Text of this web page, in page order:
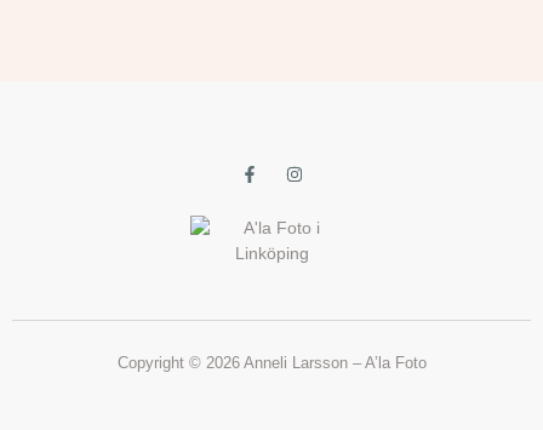
Copyright © 2026 Anneli Larsson – A’la Foto